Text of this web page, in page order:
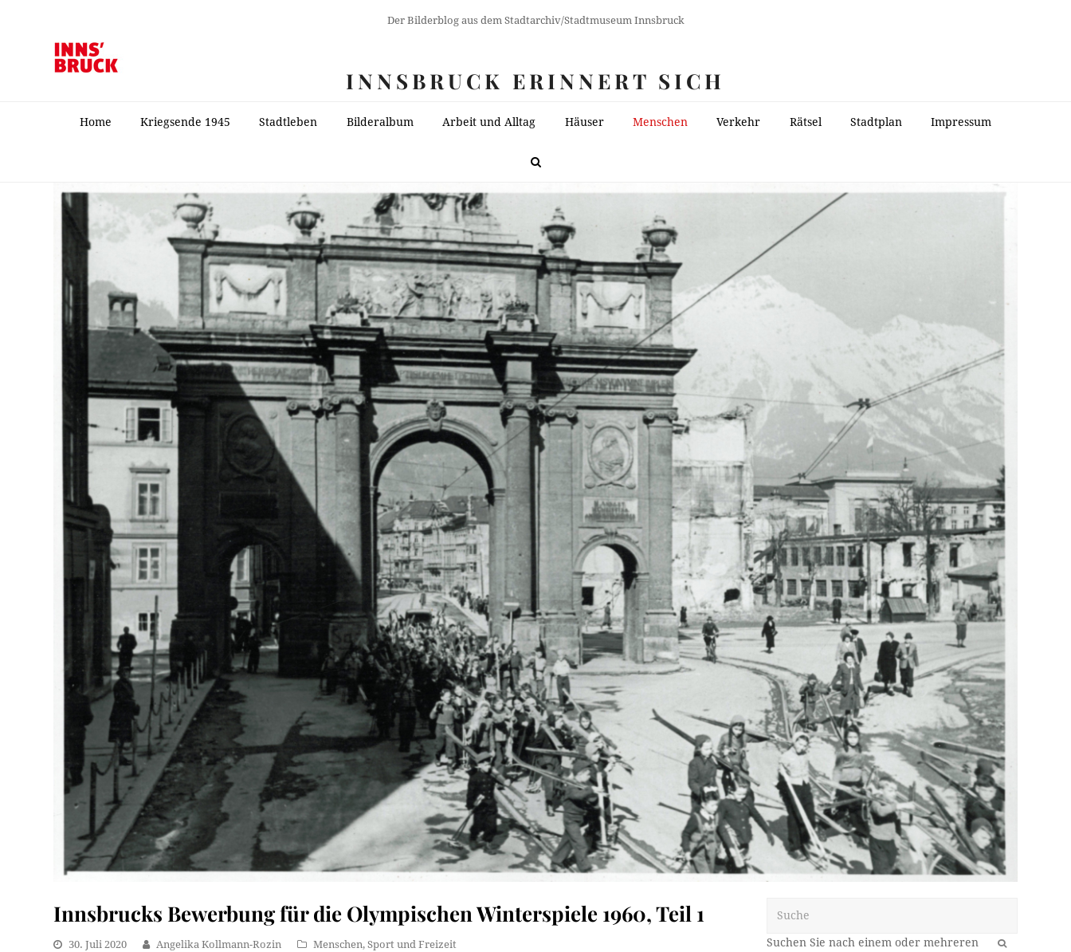
Der Bilderblog aus dem Stadtarchiv/Stadtmuseum Innsbruck
INNSBRUCK ERINNERT SICH
Home Kriegsende 1945 Stadtleben Bilderalbum Arbeit und Alltag Häuser Menschen Verkehr Rätsel Stadtplan Impressum
Innsbrucks Bewerbung für die Olympischen Winterspiele 1960, Teil 1
30. Juli 2020 Angelika Kollmann-Rozin Menschen,Sport und Freizeit OK